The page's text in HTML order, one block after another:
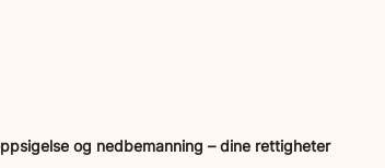
og nedbemanning – dine rettigheter